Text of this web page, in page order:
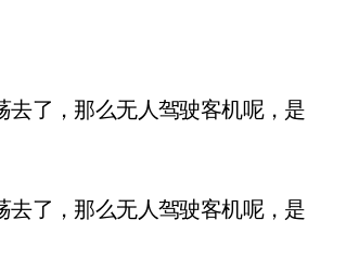
了，那么无人驾驶客机呢，是